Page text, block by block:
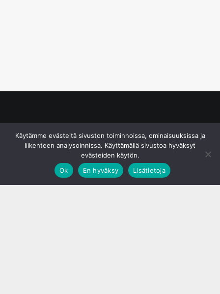
Käytämme evästeitä sivuston toiminnoissa, ominaisuuksissa ja
liikenteen analysoinnissa. Käyttämällä sivustoa hyväksyt
evästeiden käytön.
Ok
En hyväksy Lisätietoja